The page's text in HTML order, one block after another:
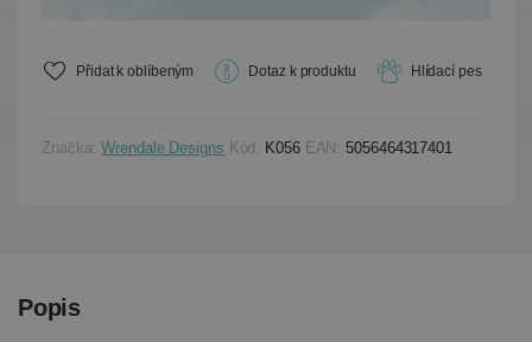
Přidat k oblíbeným Dotaz k produktu Hlídací pes
Značka:Wrendale Designs Kód: K056 EAN:5056464317401
Popis